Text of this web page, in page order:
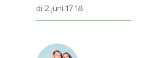
di 2 juni 17:18